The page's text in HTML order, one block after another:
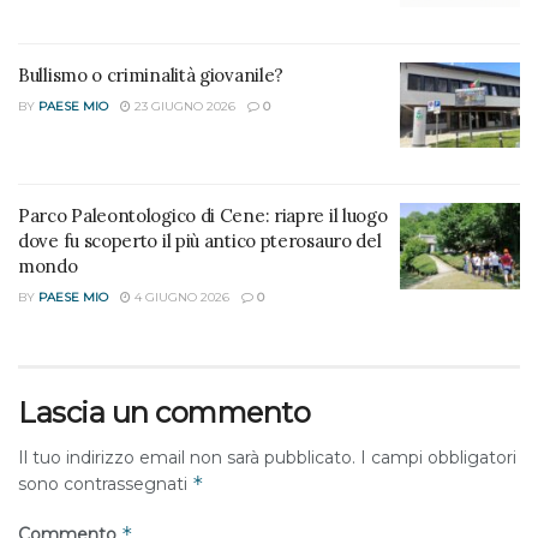
sensibilizzare la comunità sulle attività della Fondazione, in
particolare delle tre Comunità Psichiatriche presenti al suo
Ultimato l’impianto di videosorveglianza
comunale
Incontri, musiva e tradizioni: l’estate prende vita
Tiziano Piazza
Bullismo o criminalità giovanile?
BY PAESE MIO 23 GIUGNO 2026 0
Parco Paleontologico di Cene: riapre il luogo
dove fu scoperto il più antico pterosauro del
mondo
BY PAESE MIO 4 GIUGNO 2026 0
Lascia un commento
Il tuo indirizzo email non sarà pubblicato.
I campi obbligatori
sono contrassegnati *